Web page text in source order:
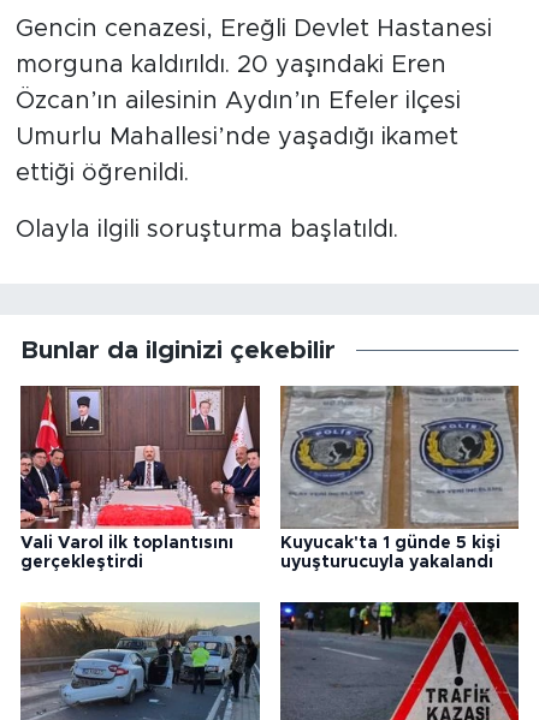
Gencin cenazesi, Ereğli Devlet Hastanesi
morguna kaldırıldı. 20 yaşındaki Eren
Özcan’ın ailesinin Aydın’ın Efeler ilçesi
Umurlu Mahallesi’nde yaşadığı ikamet
ettiği öğrenildi.
Olayla ilgili soruşturma başlatıldı.
Bunlar da ilginizi çekebilir
Vali Varol ilk toplantısını
gerçekleştirdi
Kuyucak'ta 1 günde 5 kişi
uyuşturucuyla yakalandı